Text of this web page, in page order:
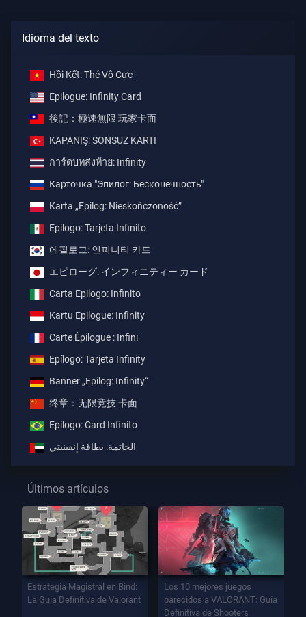
Idioma del texto
Hồi Kết: Thẻ Vô Cực
Epilogue: Infinity Card
後記：極速無限 玩家卡面
KAPANIŞ: SONSUZ KARTI
การ์ดบทส่งท้าย: Infinity
Карточка "Эпилог: Бесконечность"
Karta „Epilog: Nieskończoność”
Epílogo: Tarjeta Infinito
에필로그: 인피니티 카드
エピローグ: インフィニティー カード
Carta Epilogo: Infinito
Kartu Epilogue: Infinity
Carte Épilogue : Infini
Epílogo: Tarjeta Infinity
Banner „Epilog: Infinity“
终章：无限竞技 卡面
Epílogo: Card Infinito
الخاتمة: بطاقة إنفينيتي
Últimos artículos
Estrategia Magistral en Bind:
La Guía Definitiva de Valorant
Los 10 mejores juegos
parecidos a VALORANT: Guía
Definitiva de Shooters